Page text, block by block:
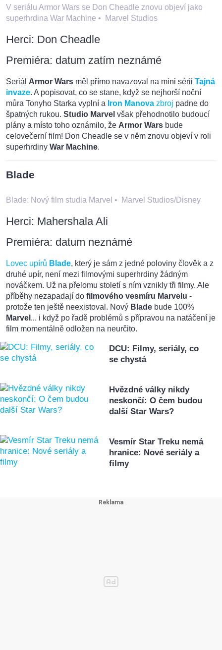
V seriálu Armor Wars se Don Cheadle znovu objeví jako
superhrdina War Machine • Marvel Studios
Herci: Don Cheadle
Premiéra: datum zatím neznámé
Seriál Armor Wars měl přímo navazoval na mini sérii Tajná
invaze. A popisovat, co se stane, když se nejhorší noční
můra Tonyho Starka vyplní a Iron Manova zbroj padne do
špatných rukou. Studio Marvel však přehodnotilo budoucí
plány a místo toho oznámilo, že Armor Wars bude
celovečerní film! Don Cheadle se v něm znovu objeví v roli
superhrdiny War Machine.
Blade
Blade: Nový film studia Marvel • Marvel Studios/Disney
Herci: Mahershala Ali
Premiéra: datum neznámé
Lovec upírů Blade, který je sám z jedné poloviny člověk a z
druhé upír, není mezi filmovými superhrdiny žádným
nováčkem. Už na přelomu století s ním vznikly tři filmy. Ale
příběhy nezapadají do filmového vesmíru Marvelu -
protože ten ještě neexistoval. Nový Blade bude 100%
Marvel ... i když po řadě problémů s přípravou na natáčení je
film momentálně odložen na neurčito.
DCU: Filmy, seriály, co
se chystá
Hvězdné války nikdy
neskončí: O čem budou
další Star Wars?
Vesmír Star Treku nemá
hranice: Nové seriály a
filmy